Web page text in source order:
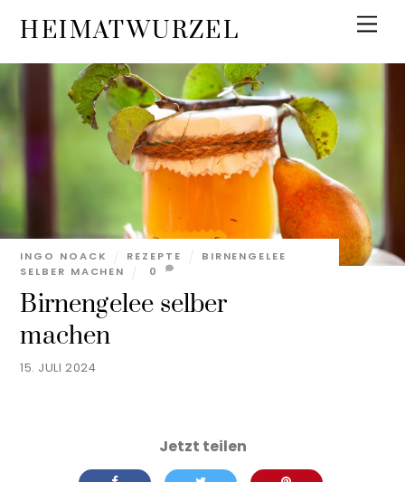
content
HEIMATWURZEL
15. JULI 2024
Birnengelee selber
machen
INGO NOACK REZEPTE
BIRNENGELEE
SELBER MACHEN
0